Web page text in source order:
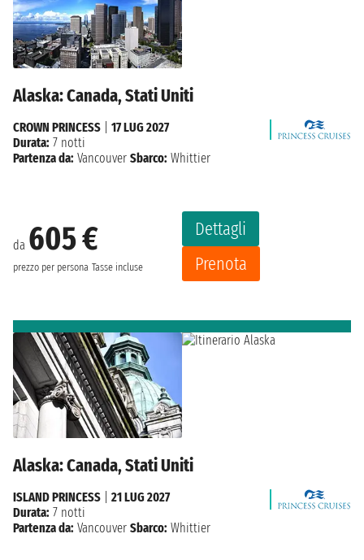
Alaska: Canada, Stati Uniti
da 605 €
prezzo per persona Tasse incluse
Dettagli
Prenota
CROWN PRINCESS
17 LUG 2027
Durata: 7 notti
Partenza da: Vancouver Sbarco: Whittier
Alaska: Canada, Stati Uniti
ISLAND PRINCESS
21 LUG 2027
Durata: 7 notti
Partenza da: Vancouver Sbarco: Whittier